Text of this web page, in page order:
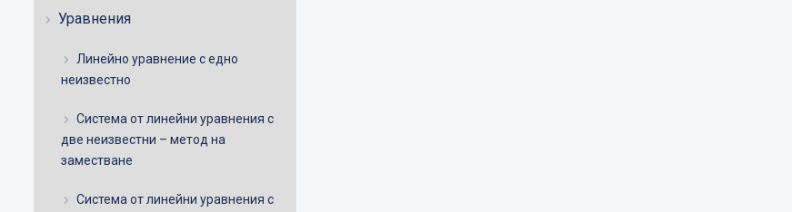
Уравнения
Линейно уравнение с едно
неизвестно
Система от линейни уравнения с
две неизвестни – метод на
заместване
Система от линейни уравнения с